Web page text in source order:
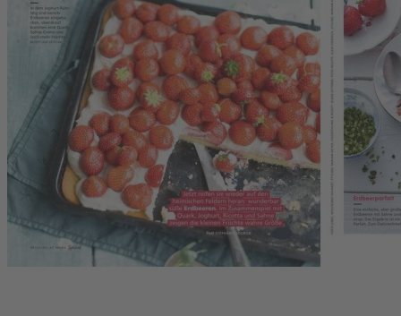
Service
Upgrade für Print-Abonnenten
Abo-Verlängerung
Widerruf
AGB
Datenschutz
Datenschutzeinstellungen
Lieferbedingungen/Versandkosten
Barrierefreiheitserklärung
Impressum